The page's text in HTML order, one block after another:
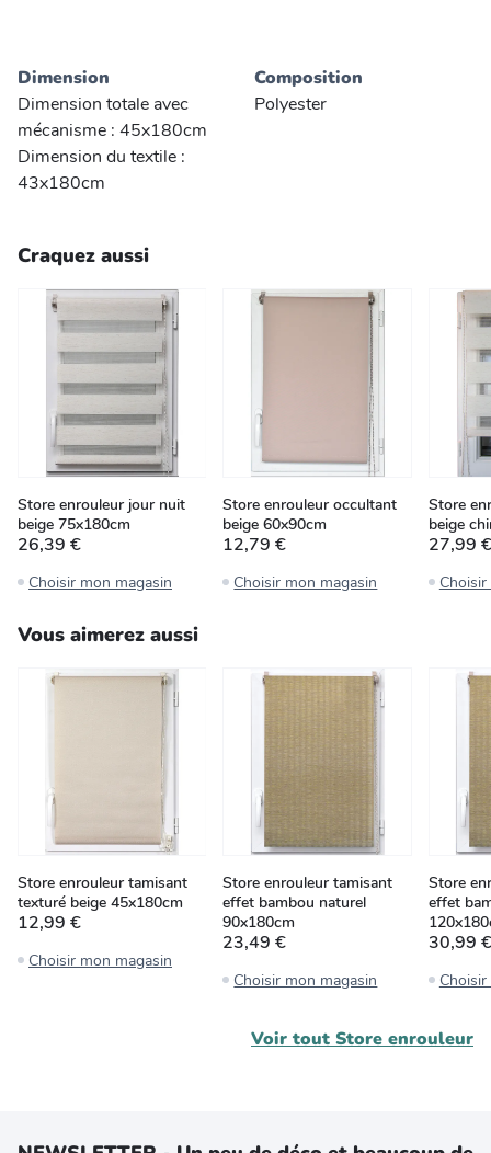
Dimension
Dimension totale avec
mécanisme : 45x180cm
Dimension du textile :
43x180cm
Composition
Polyester
Craquez aussi
Store enrouleur jour nuit
beige 75x180cm
26,39 €
Choisir mon magasin
Store enrouleur occultant
beige 60x90cm
12,79 €
Choisir mon magasin
Store
beige
27,99 €
Vous aimerez aussi
Store enrouleur tamisant
texturé beige 45x180cm
12,99 €
Choisir mon magasin
Store enrouleur tamisant
effet bambou naturel
90x180cm
23,49 €
Choisir mon magasin
Store
effet
30,99 €
Voir tout Store enrouleur